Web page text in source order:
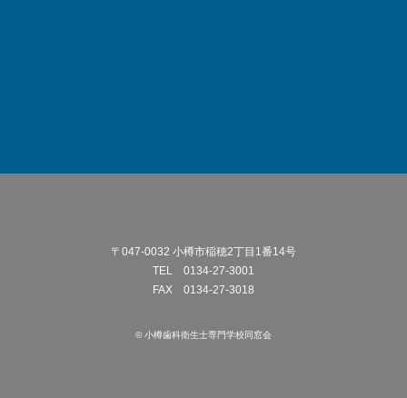
〒047-0032 小樽市稲穂2丁目1番14号
TEL 0134-27-3001
FAX 0134-27-3018
© 小樽歯科衛生士専門学校同窓会